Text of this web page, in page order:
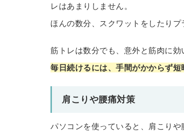
レはあまりしません。
ほんの数分、スクワットをしたりプ
筋トレは数分でも、意外と筋肉に効
毎日続けるには、手間がかからず短
肩こりや腰痛対策
パソコンを使っていると、肩こり